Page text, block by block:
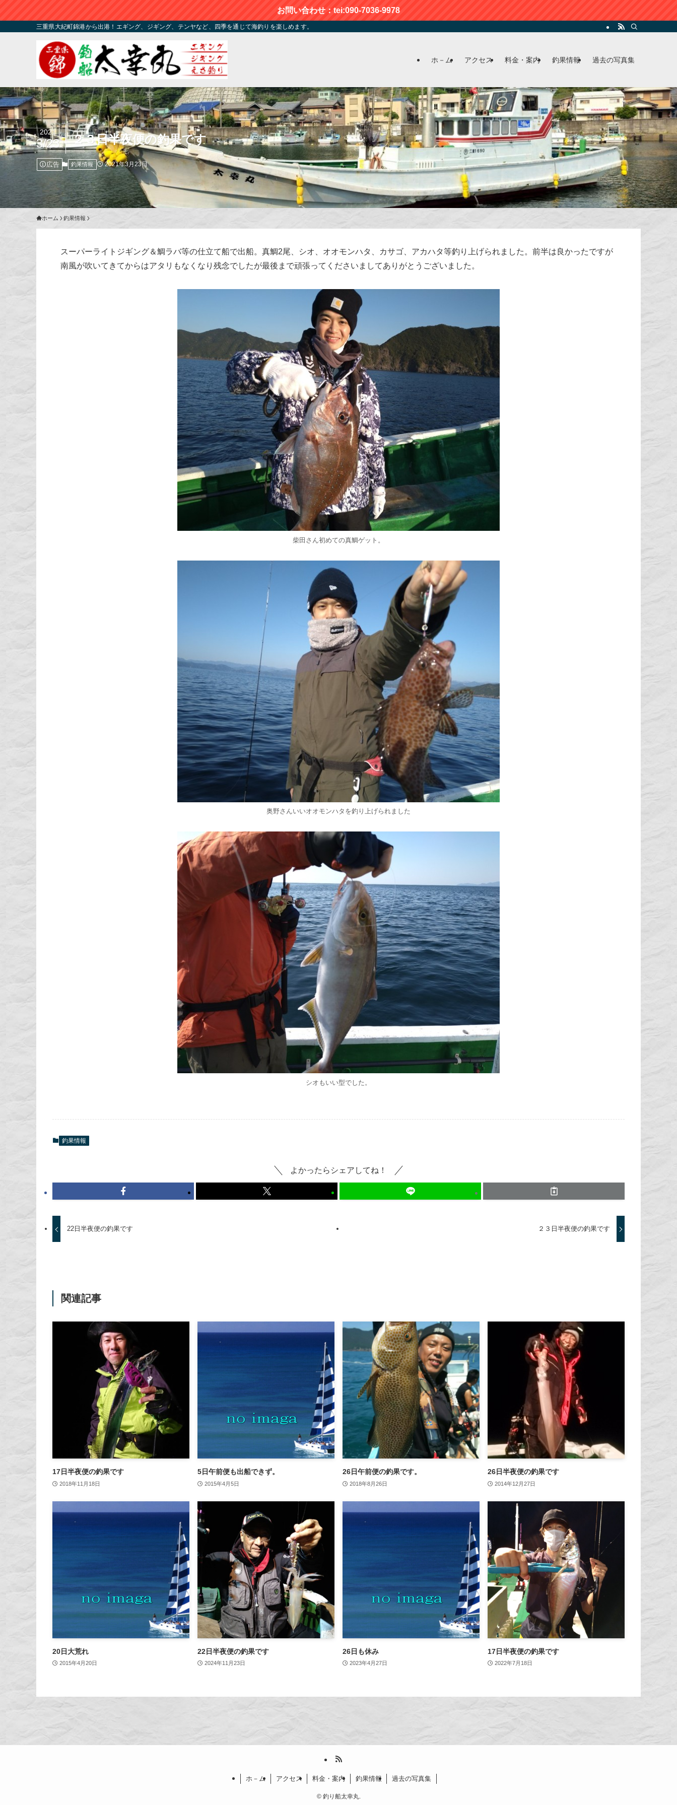
お問い合わせ：tei:090-7036-9978
三重県大紀町錦港から出港！エギング、ジギング、テンヤなど、四季を通じて海釣りを楽しめます。
ホ－ム アクセス 料金・案内 釣果情報 過去の写真集
２３日半夜便の釣果です
2021
3/23
広告 釣果情報 2021年3月23日
ホーム 釣果情報
スーパーライトジギング＆鯛ラバ等の仕立て船で出船。真鯛2尾、シオ、オオモンハタ、カサゴ、アカハタ等釣り上げられました。前半は良かったですが
南風が吹いてきてからはアタリもなくなり残念でしたが最後まで頑張ってくださいましてありがとうございました。
柴田さん初めての真鯛ゲット。
奥野さんいいオオモンハタを釣り上げられました
シオもいい型でした。
釣果情報
よかったらシェアしてね！
22日半夜便の釣果です ２３日半夜便の釣果です
関連記事
17日半夜便の釣果です
2018年11月18日
5日午前便も出船できず。
2015年4月5日
26日午前便の釣果です。
2018年8月26日
26日半夜便の釣果です
2014年12月27日
20日大荒れ
2015年4月20日
22日半夜便の釣果です
2024年11月23日
26日も休み
2023年4月27日
17日半夜便の釣果です
2022年7月18日
ホ－ム アクセス 料金・案内 釣果情報 過去の写真集
©釣り船太幸丸.